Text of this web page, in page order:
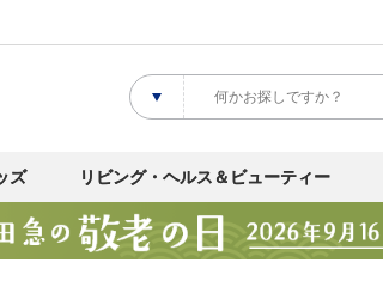
ズ リビング・ヘルス＆ビューティー